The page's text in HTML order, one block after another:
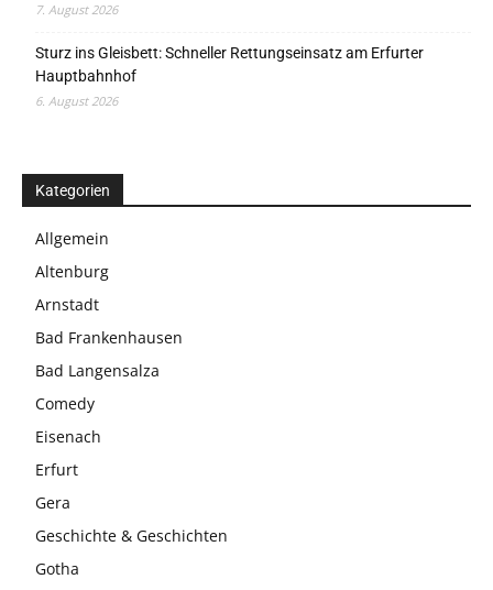
7. August 2026
Sturz ins Gleisbett: Schneller Rettungseinsatz am Erfurter
Hauptbahnhof
6. August 2026
Kategorien
Allgemein
Altenburg
Arnstadt
Bad Frankenhausen
Bad Langensalza
Comedy
Eisenach
Erfurt
Gera
Geschichte & Geschichten
Gotha